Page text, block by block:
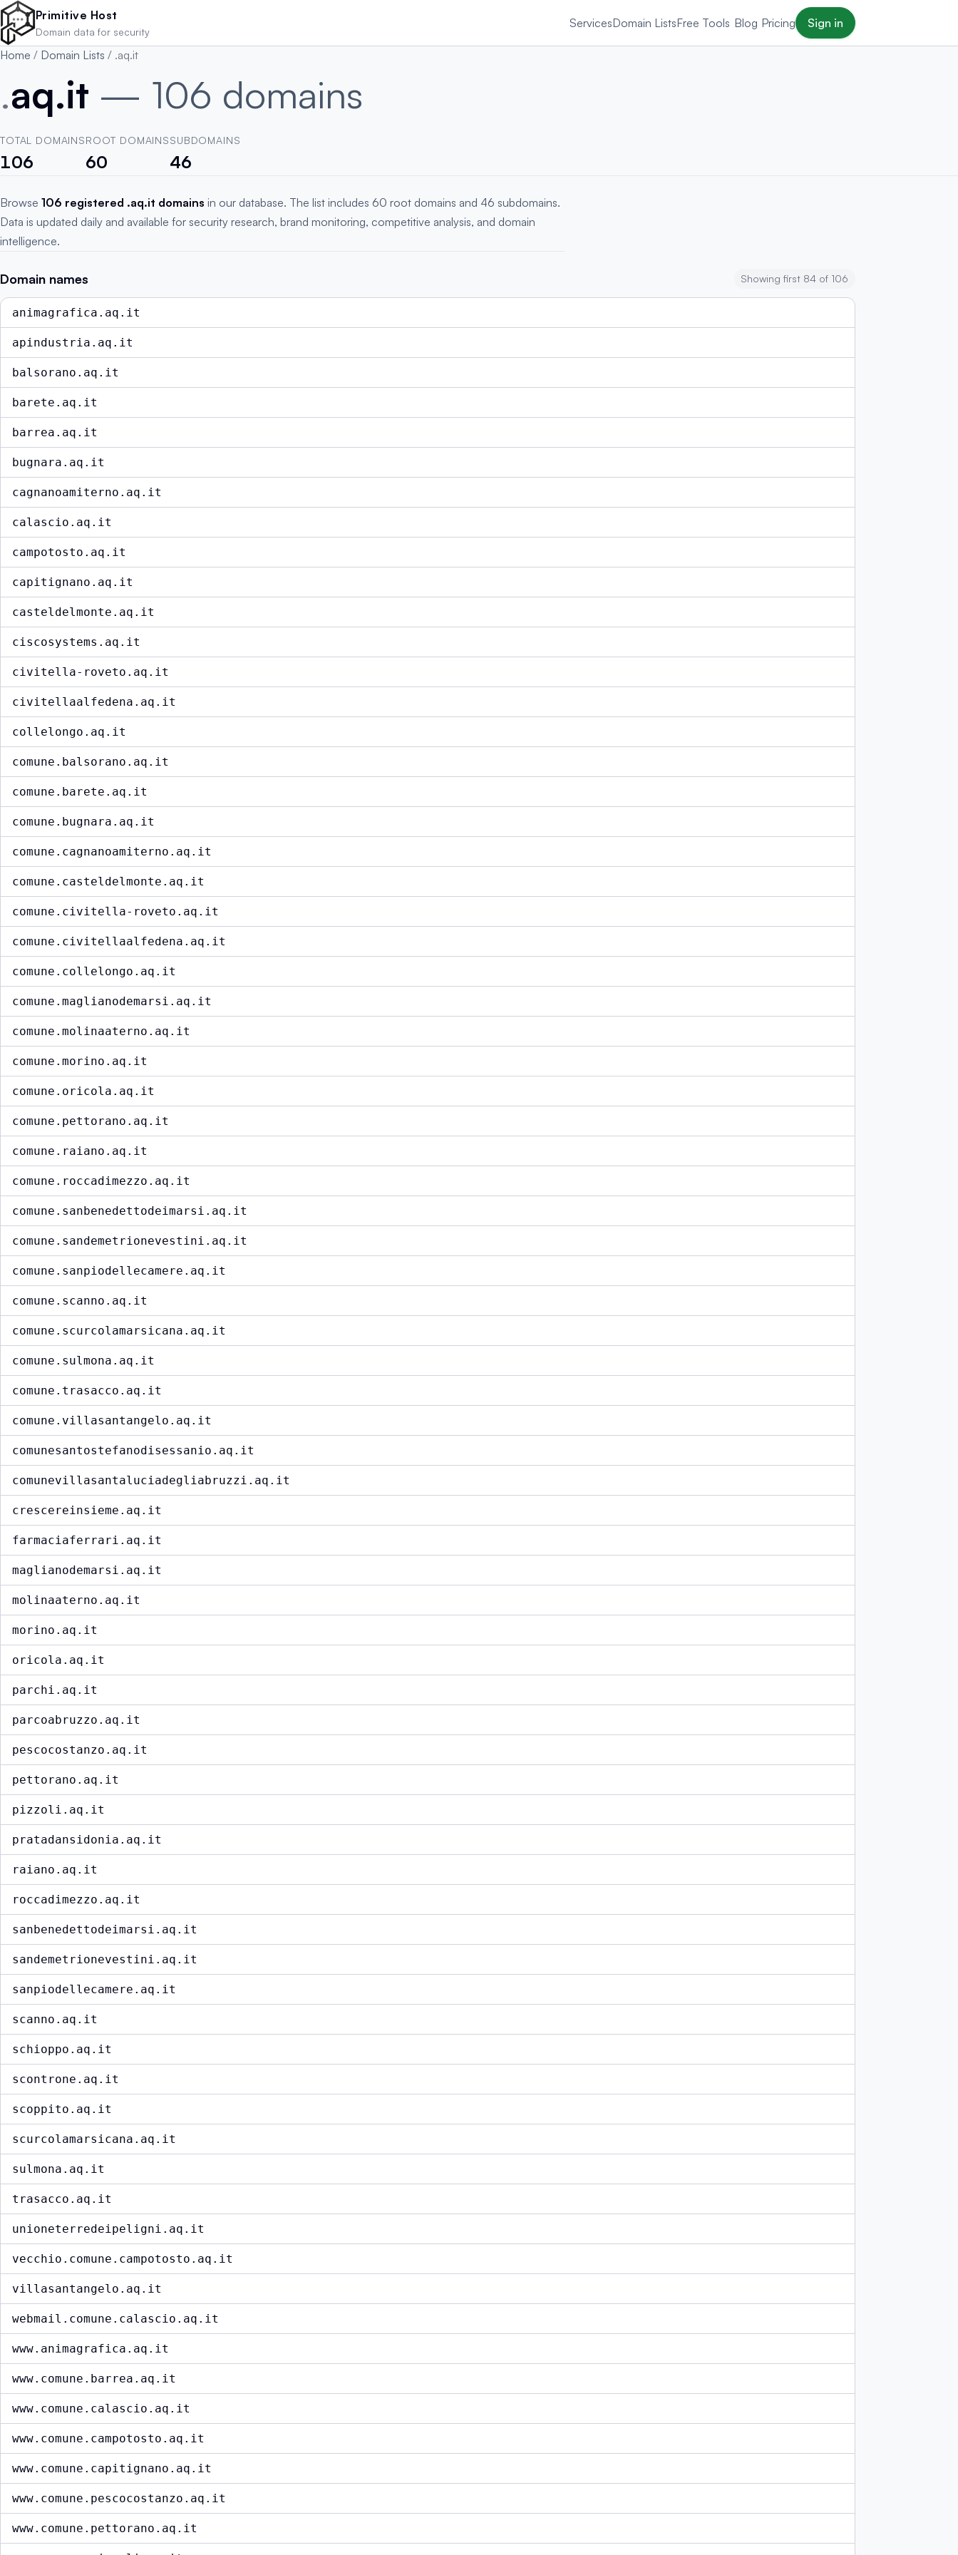
Skip to main content
Primitive Host
Domain data for security
ServicesDomain ListsFree Tools Blog Pricing Sign in
Home / Domain Lists / .aq.it
.aq.it — 106 domains
TOTAL DOMAINS
106
ROOT DOMAINS
60
SUBDOMAINS
46
Browse 106 registered .aq.it domains in our database. The list includes 60 root domains and 46 subdomains.
Data is updated daily and available for security research, brand monitoring, competitive analysis, and domain
intelligence.
Domain names Showing first 84 of 106
animagrafica.aq.it
apindustria.aq.it
balsorano.aq.it
barete.aq.it
barrea.aq.it
bugnara.aq.it
cagnanoamiterno.aq.it
calascio.aq.it
campotosto.aq.it
capitignano.aq.it
casteldelmonte.aq.it
ciscosystems.aq.it
civitella-roveto.aq.it
civitellaalfedena.aq.it
collelongo.aq.it
comune.balsorano.aq.it
comune.barete.aq.it
comune.bugnara.aq.it
comune.cagnanoamiterno.aq.it
comune.casteldelmonte.aq.it
comune.civitella-roveto.aq.it
comune.civitellaalfedena.aq.it
comune.collelongo.aq.it
comune.maglianodemarsi.aq.it
comune.molinaaterno.aq.it
comune.morino.aq.it
comune.oricola.aq.it
comune.pettorano.aq.it
comune.raiano.aq.it
comune.roccadimezzo.aq.it
comune.sanbenedettodeimarsi.aq.it
comune.sandemetrionevestini.aq.it
comune.sanpiodellecamere.aq.it
comune.scanno.aq.it
comune.scurcolamarsicana.aq.it
comune.sulmona.aq.it
comune.trasacco.aq.it
comune.villasantangelo.aq.it
comunesantostefanodisessanio.aq.it
comunevillasantaluciadegliabruzzi.aq.it
crescereinsieme.aq.it
farmaciaferrari.aq.it
maglianodemarsi.aq.it
molinaaterno.aq.it
morino.aq.it
oricola.aq.it
parchi.aq.it
parcoabruzzo.aq.it
pescocostanzo.aq.it
pettorano.aq.it
pizzoli.aq.it
pratadansidonia.aq.it
raiano.aq.it
roccadimezzo.aq.it
sanbenedettodeimarsi.aq.it
sandemetrionevestini.aq.it
sanpiodellecamere.aq.it
scanno.aq.it
schioppo.aq.it
scontrone.aq.it
scoppito.aq.it
scurcolamarsicana.aq.it
sulmona.aq.it
trasacco.aq.it
unioneterredeipeligni.aq.it
vecchio.comune.campotosto.aq.it
villasantangelo.aq.it
webmail.comune.calascio.aq.it
www.animagrafica.aq.it
www.comune.barrea.aq.it
www.comune.calascio.aq.it
www.comune.campotosto.aq.it
www.comune.capitignano.aq.it
www.comune.pescocostanzo.aq.it
www.comune.pettorano.aq.it